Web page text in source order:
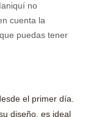
no
cuenta la
puedas tener
el primer día.
diseño, es ideal